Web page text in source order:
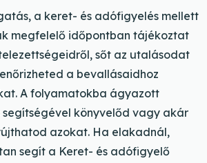
a keret- és adófigyelés mellett
megfelelő időpontban tájékoztat
sőt az utalásodat
a bevallásaidhoz
A folyamatokba ágyazott
segítségével könyvelőd vagy akár
azokat. Ha elakadnál,
segít a Keret- és adófigyelő